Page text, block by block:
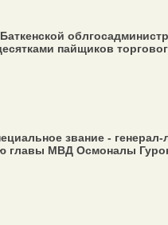
пайщиков
звание -
главы МВД Осмоналы